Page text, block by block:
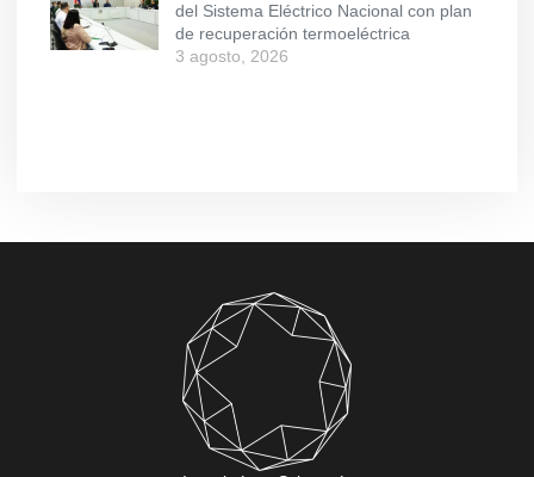
del Sistema Eléctrico Nacional con plan
de recuperación termoeléctrica
3 agosto, 2026